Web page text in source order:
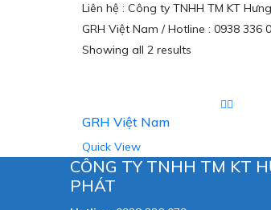
Liên hệ : Công ty TNHH TM KT
GRH Việt Nam / Hotline : 0938 336
Showing all 2 results
GRH Việt Nam
Quick View
CÔNG TY TNHH TM KT
PHÁT